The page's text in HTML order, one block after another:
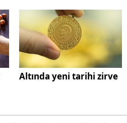
Altında yeni tarihi zirve